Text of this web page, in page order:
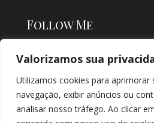
Valorizamos sua
Utilizamos cookies para aprimorar
navegação, exibir anúncios ou
analisar nosso tráfego. Ao clicar
Follow Me